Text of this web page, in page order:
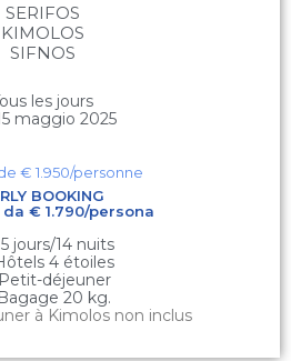
SERIFOS
KIMOLOS
SIFNOS
les jours
maggio 2025
€ 1.950/personne
BOOKING
€ 1.790/persona
jours/14 nuits
4 étoiles
Petit-déjeuner
Bagage 20 kg.
à Kimolos non inclus